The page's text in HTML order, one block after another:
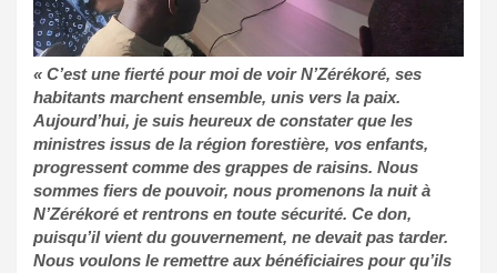
« C’est une fierté pour moi de voir N’Zérékoré, ses
habitants marchent ensemble, unis vers la paix.
Aujourd’hui, je suis heureux de constater que les
ministres issus de la région forestière, vos enfants,
progressent comme des grappes de raisins. Nous
sommes fiers de pouvoir, nous promenons la nuit à
N’Zérékoré et rentrons en toute sécurité. Ce don,
puisqu’il vient du gouvernement, ne devait pas tarder.
Nous voulons le remettre aux bénéficiaires pour qu’ils